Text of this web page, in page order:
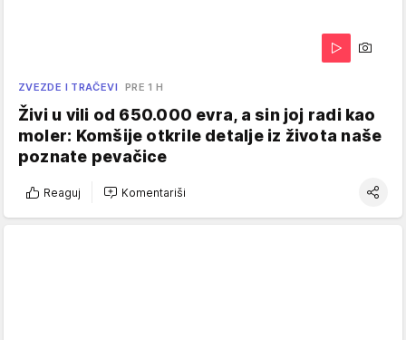
ZVEZDE I TRAČEVI PRE 1 H
Živi u vili od 650.000 evra, a sin joj radi kao
moler: Komšije otkrile detalje iz života naše
poznate pevačice
Reaguj Komentariši